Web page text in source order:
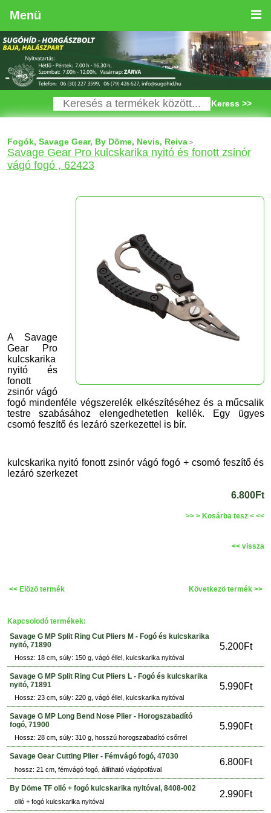
Menü
Keress >>
Fogók, Savage Gear, By Döme, Nevis, Reiva>
Savage Gear Pro kulcskarika nyitó és fonott zsinór
vágó fogó , 62423
A Savage
Gear Pro
kulcskarika
nyitó és
fonott
zsinór vágó
fogó mindenféle végszerelék elkészítéséhez és a műcsalik
testre szabásához elengedhetetlen kellék. Egy ügyes
csomó feszítő és lezáró szerkezettel is bír.
kulcskarika nyitó fonott zsinór vágó fogó + csomó feszítő és
lezáró szerkezet
6.800Ft
>> > Kosárba tesz < <<
<< vissza
<< Elözö termék Következö termék >>
Kapcsolodó termékek:
Savage G MP Split Ring Cut Pliers M - Fogó és kulcskarika
nyitó, 71890
5.200Ft
Hossz: 18 cm, súly: 150 g, vágó éllel, kulcskarika nyitóval
Savage G MP Split Ring Cut Pliers L - Fogó és kulcskarika
nyitó, 71891
5.990Ft
Hossz: 23 cm, súly: 220 g, vágó éllel, kulcskarika nyitóval
Savage G MP Long Bend Nose Plier - Horogszabadító
fogó, 71900
5.990Ft
Hossz: 28 cm, súly: 310 g, hosszú horogszabadító csőrrel
Savage Gear Cutting Plier - Fémvágó fogó, 47030
6.800Ft
hossz: 21 cm, fémvágó fogó, állítható vágópofával
By Döme TF olló + fogó kulcskarika nyitóval, 8408-002
2.990Ft
olló + fogó kulcskarika nyitóval